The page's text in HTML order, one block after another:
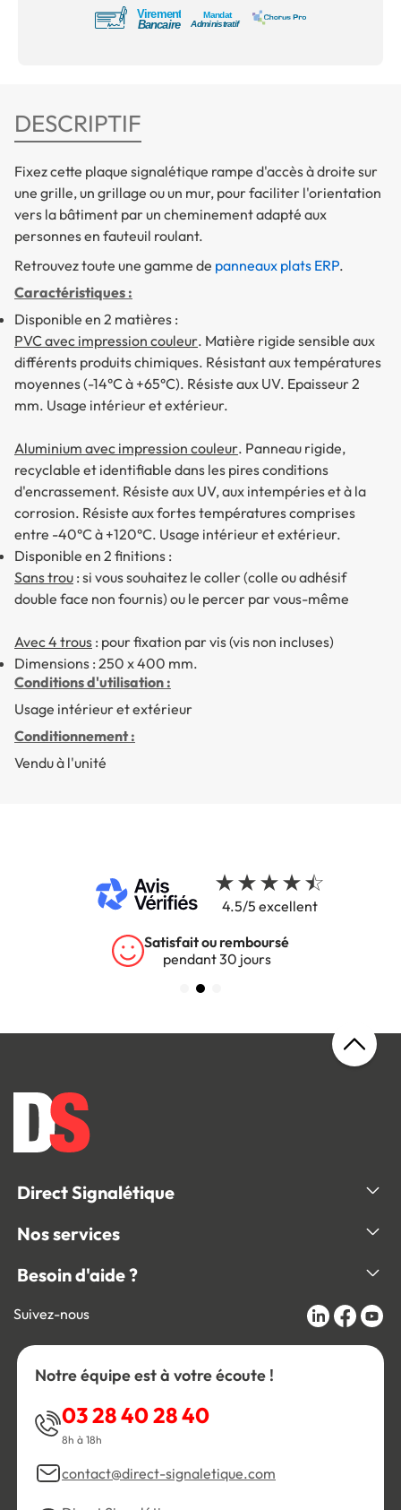
DESCRIPTIF
Fixez cette plaque signalétique rampe d'accès à droite sur
une grille, un grillage ou un mur, pour faciliter l'orientation
vers la bâtiment par un cheminement adapté aux
personnes en fauteuil roulant.
Retrouvez toute une gamme de panneaux plats ERP.
Caractéristiques :
Disponible en 2 matières :
PVC avec impression couleur. Matière rigide sensible aux
différents produits chimiques. Résistant aux températures
moyennes (-14°C à +65°C). Résiste aux UV. Epaisseur 2
mm. Usage intérieur et extérieur.
Aluminium avec impression couleur. Panneau rigide,
recyclable et identifiable dans les pires conditions
d'encrassement. Résiste aux UV, aux intempéries et à la
corrosion. Résiste aux fortes températures comprises
entre -40°C à +120°C. Usage intérieur et extérieur.
Disponible en 2 finitions :
Sans trou : si vous souhaitez le coller (colle ou adhésif
double face non fournis) ou le percer par vous-même
Avec 4 trous : pour fixation par vis (vis non incluses)
Dimensions : 250 x 400 mm.
Conditions d'utilisation :
Usage intérieur et extérieur
Conditionnement :
Vendu à l'unité
4.5/5 excellent
Satisfait ou remboursé
pendant 30 jours
Direct Signalétique
Nos services
Besoin d'aide ?
Suivez-nous
Notre équipe est à votre écoute !
03 28 40 28 40
8h à 18h
contact@direct-signaletique.com